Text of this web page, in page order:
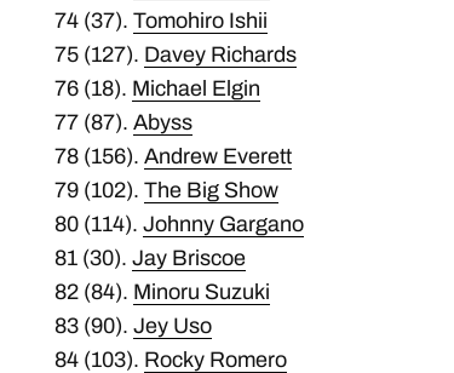
74 (37).Tomohiro Ishii
75 (127). Davey Richards
76 (18). Michael Elgin
77 (87).Abyss
78 (156).Andrew Everett
79 (102).The Big Show
80 (114).Johnny Gargano
81 (30).Jay Briscoe
82 (84). Minoru Suzuki
83 (90).Jey Uso
84 (103). Rocky Romero